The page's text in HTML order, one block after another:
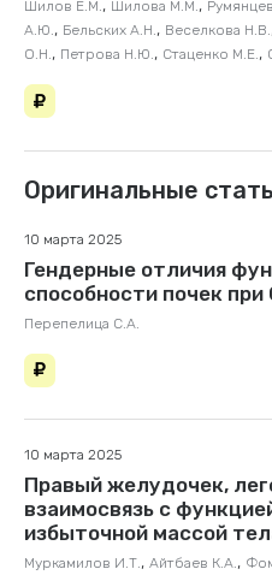
Шилов Е.М., Шилова М.М.,
А.Ю., Бельских А.Н., Веселкова Н.В.
О.Н., Петрова Н.Ю., Стаценко М.Е.,
Оригинальные
10 марта 2025
Гендерные отличия
способности почек при
Перепелица С.А.
10 марта 2025
Правый желудочек,
взаимосвязь с
избыточной массой
Муркамилов И.Т., Айтбаев К.А.,